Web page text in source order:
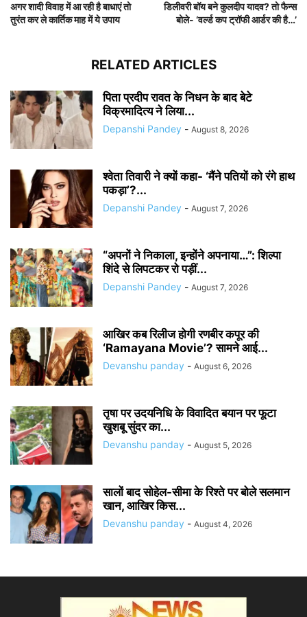
अगर शादी विवाह में आ रही है बाधाएं तो
तुरंत कर ले कार्तिक माह में ये उपाय
डिलीवरी बॉय बने कुलदीप यादव? तो फैन्स
बोले- ‘वर्ल्ड कप ट्रॉफी आर्डर की है…’
RELATED ARTICLES
पिता प्रदीप रावत के निधन के बाद बेटे
विक्रमादित्य ने लिया...
Depanshi Pandey - August 8, 2026
श्वेता तिवारी ने क्यों कहा- ‘मैंने पतियों को रंगे हाथ
पकड़ा’?...
Depanshi Pandey - August 7, 2026
“अपनों ने निकाला, इन्होंने अपनाया…”: शिल्पा
शिंदे से लिपटकर रो पड़ीं...
Depanshi Pandey - August 7, 2026
आखिर कब रिलीज होगी रणबीर कपूर की
‘Ramayana Movie’? सामने आई...
Devanshu panday - August 6, 2026
तृषा पर उदयनिधि के विवादित बयान पर फूटा
खुशबू सुंदर का...
Devanshu panday - August 5, 2026
सालों बाद सोहेल-सीमा के रिश्ते पर बोले सलमान
खान, आखिर किस...
Devanshu panday - August 4, 2026